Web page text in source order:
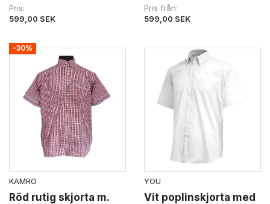
Pris
599,00 SEK
Pris från
599,00 SEK
-30%
KAMRO
Röd rutig skjorta m.
YOU
Vit poplinskjorta med